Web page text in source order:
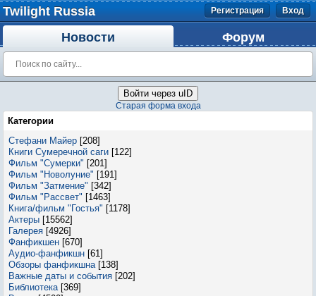
Twilight Russia Регистрация Вход
Новости Форум
Войти через uID
Старая форма входа
Категории
Стефани Майер [208]
Книги Сумеречной саги [122]
Фильм "Сумерки" [201]
Фильм "Новолуние" [191]
Фильм "Затмение" [342]
Фильм "Рассвет" [1463]
Книга/фильм "Гостья" [1178]
Актеры [15562]
Галерея [4926]
Фанфикшен [670]
Аудио-фанфикшн [61]
Обзоры фанфикшна [138]
Важные даты и события [202]
Библиотека [369]